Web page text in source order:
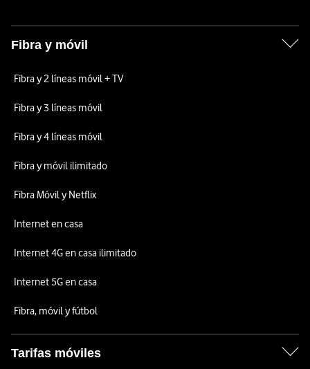
Fibra y móvil
Fibra y 2 líneas móvil + TV
Fibra y 3 líneas móvil
Fibra y 4 líneas móvil
Fibra y móvil ilimitado
Fibra Móvil y Netflix
Internet en casa
Internet 4G en casa ilimitado
Internet 5G en casa
Fibra, móvil y fútbol
Tarifas móviles